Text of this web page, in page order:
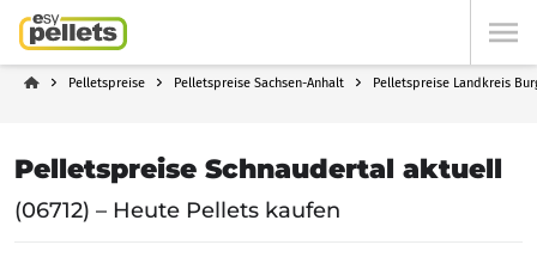
Pelletspreise Pelletspreise Sachsen-Anhalt Pelletspreise Landkreis
Pelletspreise Schnaudertal aktuell
(06712) – Heute Pellets kaufen